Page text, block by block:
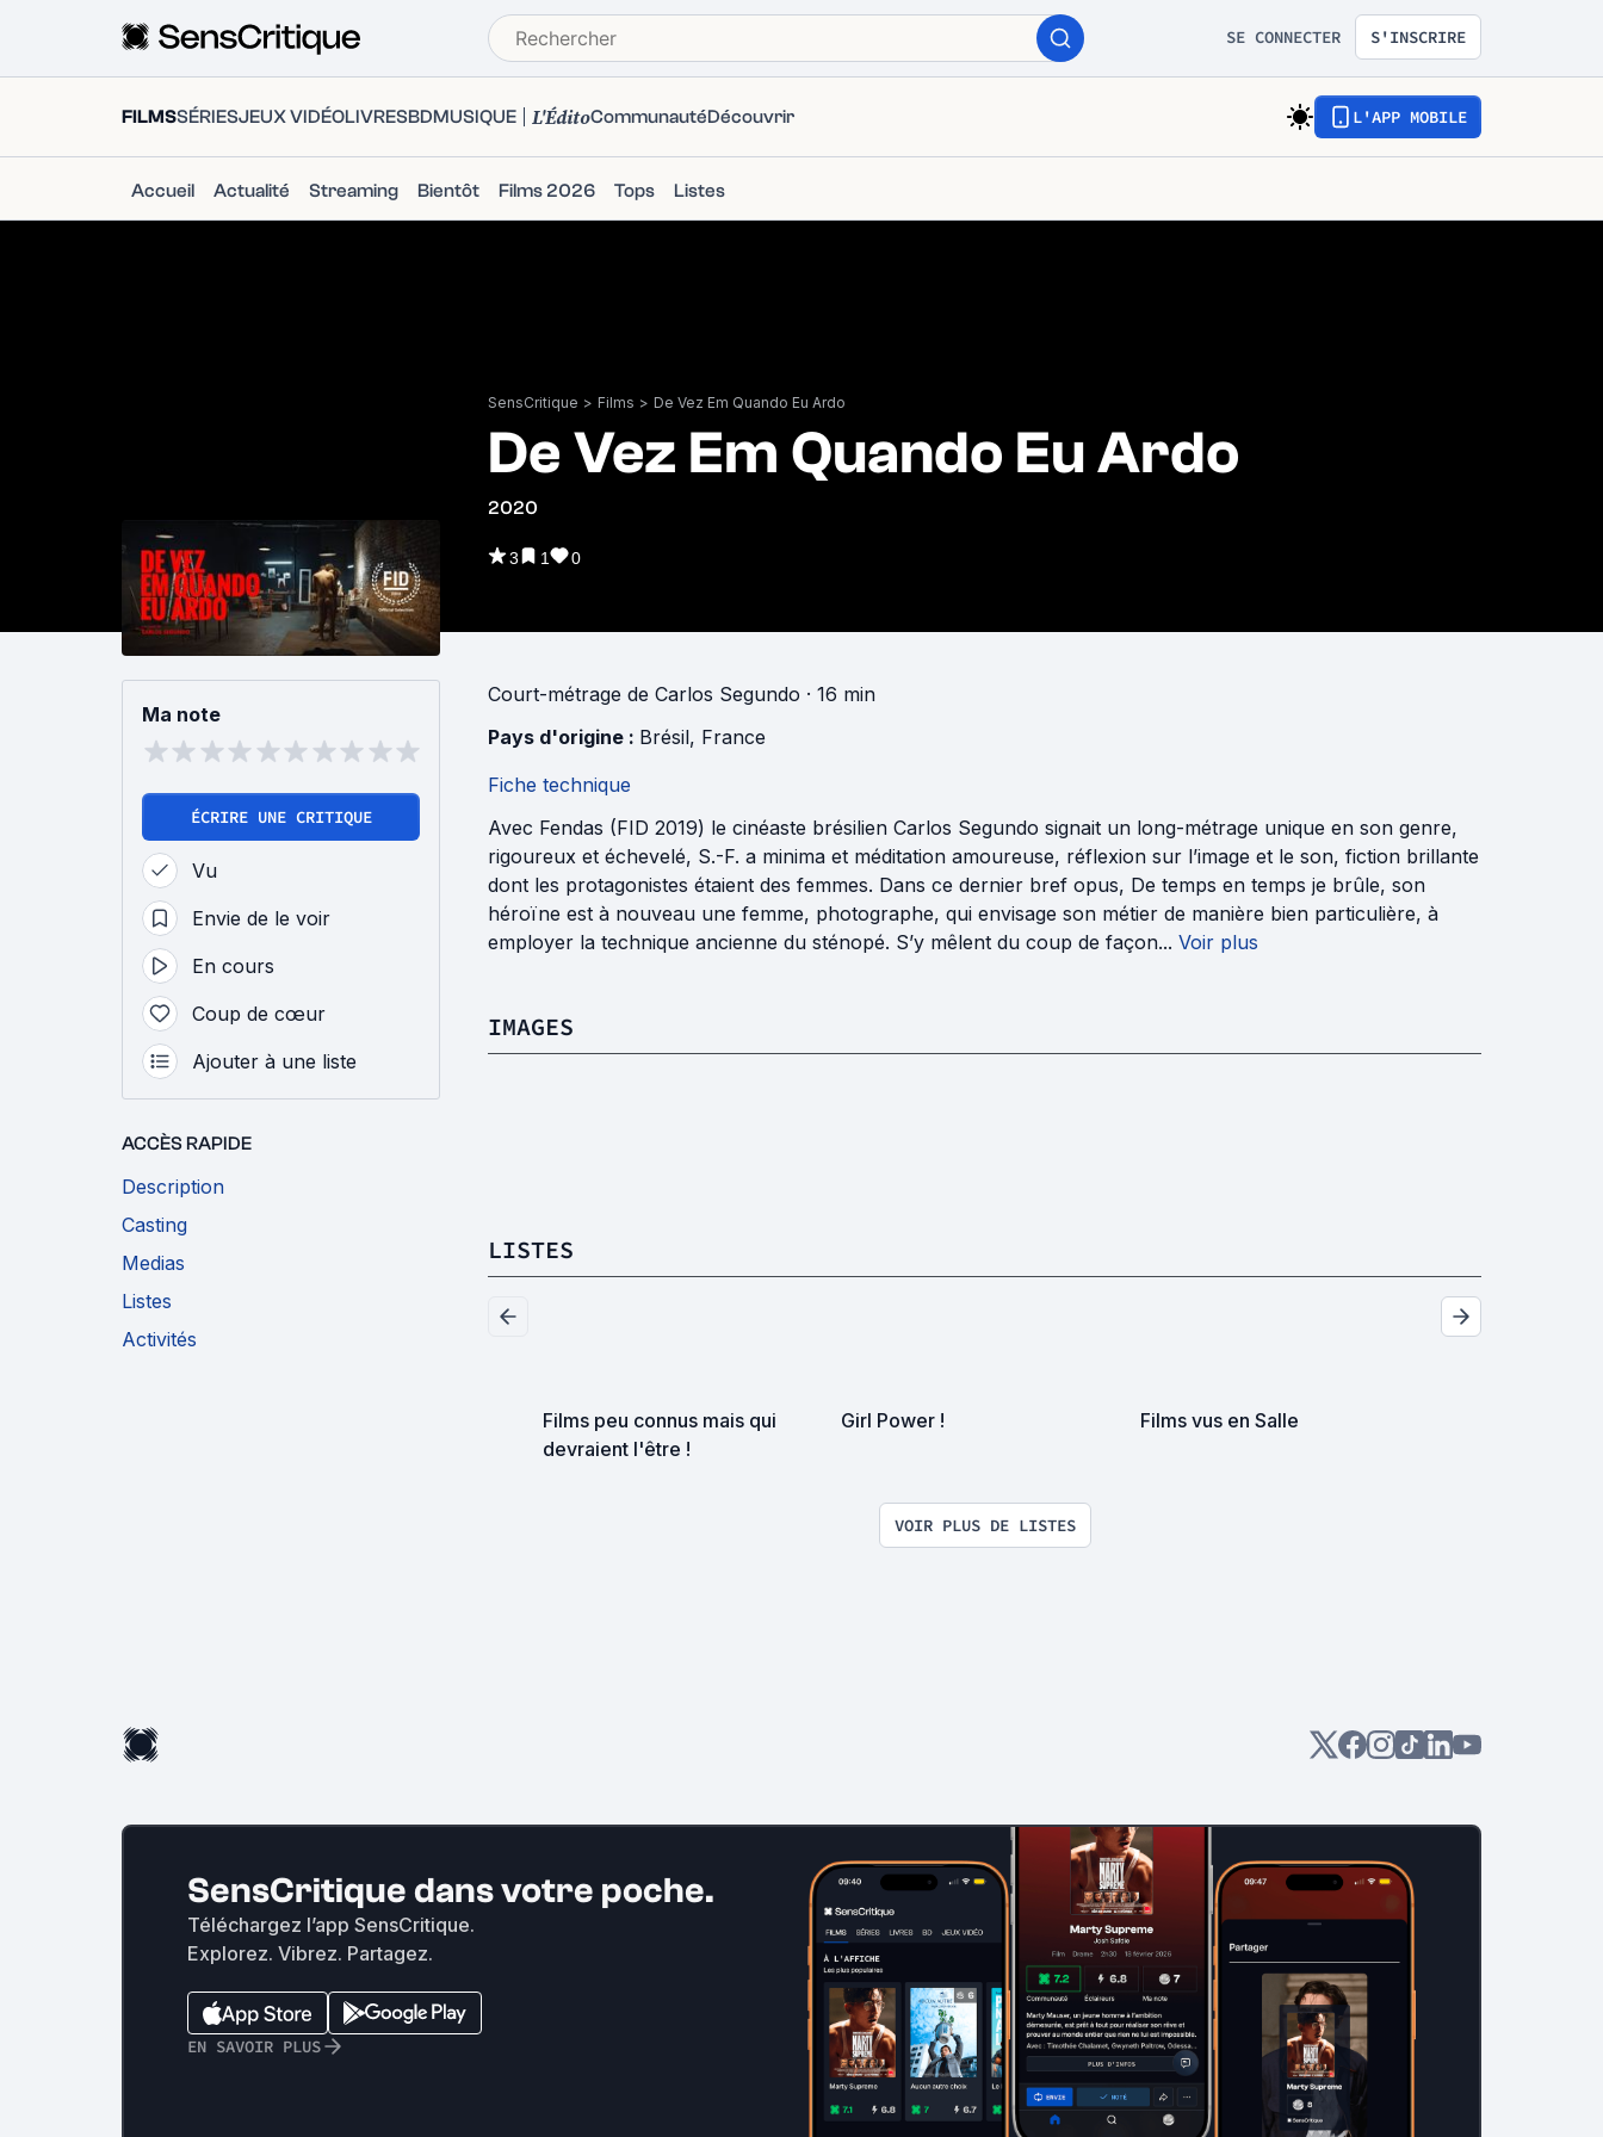
SE CONNECTER S'INSCRIRE
FILMSSÉRIESJEUX VIDÉOLIVRESBDMUSIQUE L'ÉditoCommunautéDécouvrir L'APP MOBILE
Accueil Actualité Streaming Bientôt Films 2026 Tops Listes
SensCritique > Films > De Vez Em Quando Eu Ardo
De Vez Em Quando Eu Ardo
2020
3 1 0
Ma note
ÉCRIRE UNE CRITIQUE
Vu
Envie de le voir
En cours
Coup de cœur
Ajouter à une liste
ACCÈS RAPIDE
Description
Casting
Medias
Listes
Activités
Court-métrage de Carlos Segundo · 16 min
Pays d'origine : Brésil, France
Fiche technique
Avec Fendas (FID 2019) le cinéaste brésilien Carlos Segundo signait un long-métrage unique en son genre,
rigoureux et échevelé, S.-F. a minima et méditation amoureuse, réflexion sur l’image et le son, fiction brillante
dont les protagonistes étaient des femmes. Dans ce dernier bref opus, De temps en temps je brûle, son
héroïne est à nouveau une femme, photographe, qui envisage son métier de manière bien particulière, à
employer la technique ancienne du sténopé. S’y mêlent du coup de façon... Voir plus
IMAGES
LISTES
Films peu connus mais qui
devraient l'être !
Girl Power ! Films vus en Salle
VOIR PLUS DE LISTES
SensCritique dans votre poche.
Téléchargez l’app SensCritique.
Explorez. Vibrez. Partagez.
EN SAVOIR PLUS